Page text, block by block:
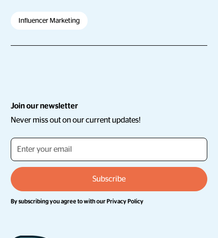
Influencer Marketing
Join our newsletter
Never miss out on our current updates!
By subscribing you agree to with ourPrivacy Policy